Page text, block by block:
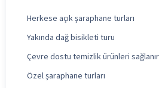
Herkese açık şaraphane turları
Yakında dağ bisikleti turu
Çevre dostu temizlik ürünleri sağlanır
Özel şaraphane turları